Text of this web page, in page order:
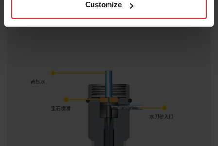
Customize
宝石喷嘴
高压水
水刀砂入口